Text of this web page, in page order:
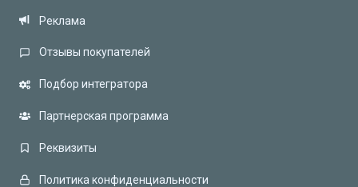
Реклама
Отзывы покупателей
Подбор интегратора
Партнерская программа
Реквизиты
Политика конфиденциальности